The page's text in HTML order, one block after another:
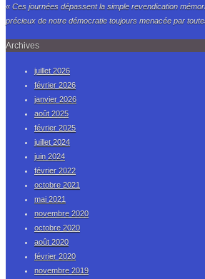
« Ces journées dépassent la simple revendication
précieux de notre démocratie toujours menacée par
Archives
juillet 2026
février 2026
janvier 2026
août 2025
février 2025
juillet 2024
juin 2024
février 2022
octobre 2021
mai 2021
novembre 2020
octobre 2020
août 2020
février 2020
novembre 2019